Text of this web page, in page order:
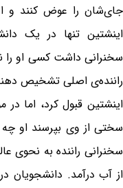
جای‌شان را عوض کنند و
اینشتین تنها در یک
سخنرانی داشت کسی او را
راننده‌ی اصلی تشخیص
اینشتین قبول کرد، اما
سختی از وی بپرسند او
سخنرانی راننده به نحوی
از آب درآمد. دانشجویان